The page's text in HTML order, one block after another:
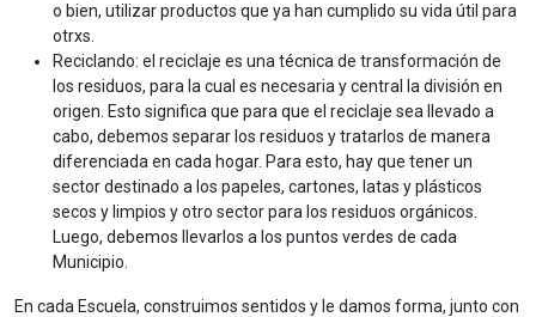
o bien, utilizar productos que ya han cumplido su vida útil para
otrxs.
Reciclando: el reciclaje es una técnica de transformación de
los residuos, para la cual es necesaria y central la división en
origen. Esto significa que para que el reciclaje sea llevado a
cabo, debemos separar los residuos y tratarlos de manera
diferenciada en cada hogar. Para esto, hay que tener un
sector destinado a los papeles, cartones, latas y plásticos
secos y limpios y otro sector para los residuos orgánicos.
Luego, debemos llevarlos a los puntos verdes de cada
Municipio.
En cada Escuela, construimos sentidos y le damos forma, junto con